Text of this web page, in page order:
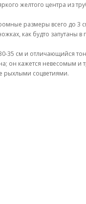
желтого центра из
размеры всего до 3
как будто запутаны в
35 см и отличающийся
он кажется невесомым и
рыхлыми соцветиями.